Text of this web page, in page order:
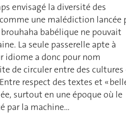
envisagé la diversité des
une malédiction lancée
babélique ne pouvait
La seule passerelle apte à
idiome a donc pour nom
de circuler entre des
respect des textes et «
surtout en une époque où le
par la machine…